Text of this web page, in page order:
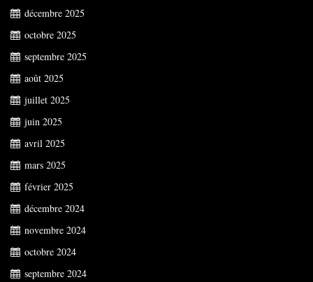
décembre 2025
octobre 2025
septembre 2025
août 2025
juillet 2025
juin 2025
avril 2025
mars 2025
février 2025
décembre 2024
novembre 2024
octobre 2024
septembre 2024